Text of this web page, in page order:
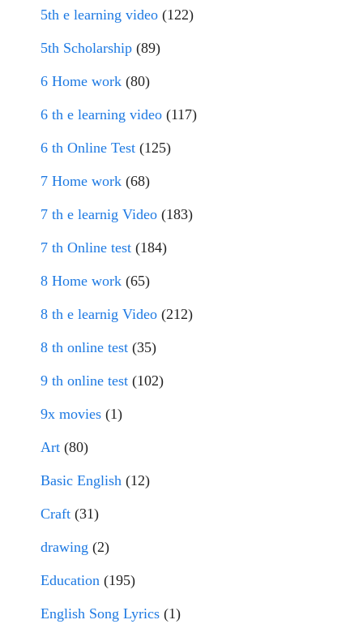
5th e learning video (122)
5th Scholarship (89)
6 Home work (80)
6 th e learning video (117)
6 th Online Test (125)
7 Home work (68)
7 th e learnig Video (183)
7 th Online test (184)
8 Home work (65)
8 th e learnig Video (212)
8 th online test (35)
9 th online test (102)
9x movies (1)
Art (80)
Basic English (12)
Craft (31)
drawing (2)
Education (195)
English Song Lyrics (1)